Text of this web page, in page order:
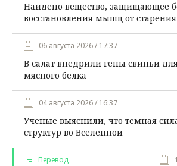
Найдено вещество, защищающее
восстановления мышц от старения
06 августа 2026 / 17:37
В салат внедрили гены свиньи
мясного белка
04 августа 2026 / 16:37
Ученые выяснили, что темная
структур во Вселенной
Перевод